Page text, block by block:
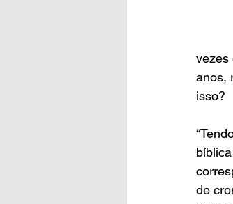
vezes
anos,
isso?
de